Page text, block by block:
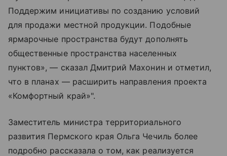
Поддержим инициативы по созданию условий
для продажи местной продукции. Подобные
ярмарочные пространства будут дополнять
общественные пространства населенных
пунктов», — сказал Дмитрий Махонин и отметил,
что в планах — расширить направления проекта
«Комфортный край»".
Заместитель министра территориального
развития Пермского края Ольга Чечиль более
подробно рассказала о том, как реализуется